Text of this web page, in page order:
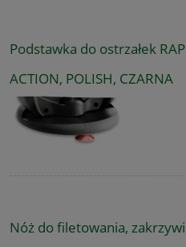
Podstawka do ostrzałek
ACTION, POLISH, CZARNA
Nóż do filetowania,